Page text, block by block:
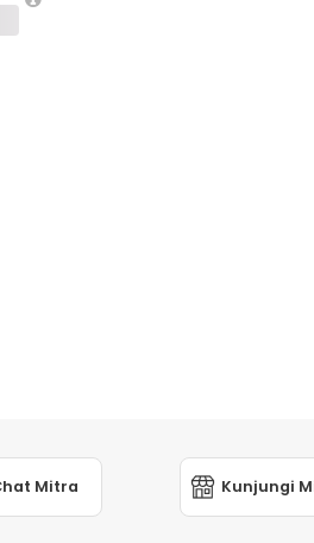
Chat Mitra